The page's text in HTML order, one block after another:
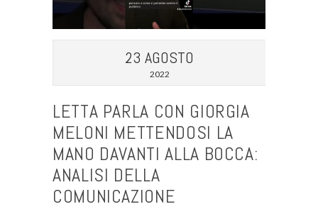
23 AGOSTO
2022
LETTA PARLA CON GIORGIA
MELONI METTENDOSI LA
MANO DAVANTI ALLA BOCCA:
ANALISI DELLA
COMUNICAZIONE